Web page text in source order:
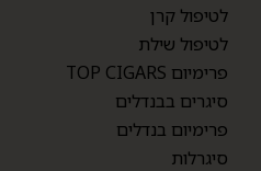
לטיפול קרן
לטיפול שילת
פרימיום TOP CIGARS
סיגרים בבנדלים
פרימיום בנדלים
סיגרלות